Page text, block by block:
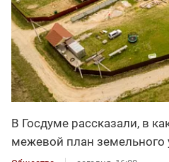
В Госдуме рассказали, в
межевой план земельного